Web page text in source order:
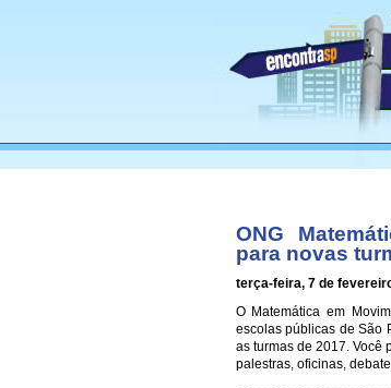
ONG
para novas
terça-feira, 7 de
O Matemática em
escolas públicas de São
as turmas de 2017. Você
palestras, oficinas,